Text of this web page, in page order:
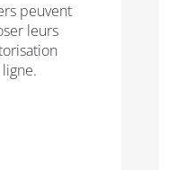
peuvent
leurs